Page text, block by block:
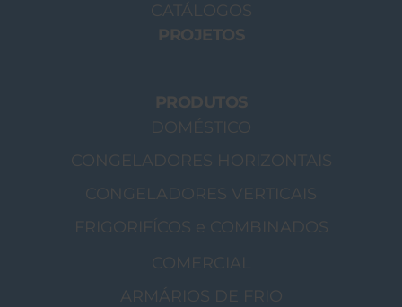
CATÁLOGOS
PROJETOS
PRODUTOS
DOMÉSTICO
CONGELADORES HORIZONTAIS
CONGELADORES VERTICAIS
FRIGORIFÍCOS e COMBINADOS
COMERCIAL
ARMÁRIOS DE FRIO